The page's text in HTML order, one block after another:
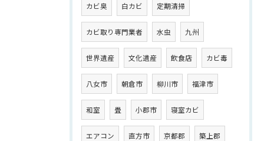
カビ臭 白カビ 定期清掃
カビ取り専門業者 水虫 九州
世界遺産 文化遺産 飲食店 カビ毒
八女市 朝倉市 柳川市 福津市
和室 畳 小郡市 寝室カビ
エアコン 直方市 京都郡 築上郡